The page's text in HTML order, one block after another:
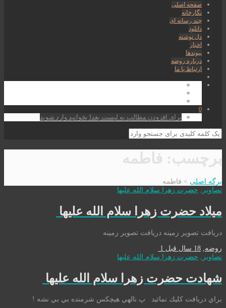
صفحه اصلی
نگارخانه
چند رسانه ای
دانلود
دل نوشته
اخبار
پیوندها
درباره روضه
ارتباط با ما
0
برای افزودن مطالب به لیست بعدا بخوانید وارد شوید
برچسب: فاطمه
برگه اصلی > فاطمه
تصاوير
حضرت زهرا سلام الله علیها
میلاد حضرت زهرا سلام الله علیها
دریافت تصویر زمینه دریافت تصویر زمینه
روضه 18 سال قبل
1
تصاوير
حضرت زهرا سلام الله علیها
شهادت حضرت زهرا سلام الله علیها
براي دريافت كليك نمائيد پ.نالهي هيچكس شرمنده بي بي نشه !